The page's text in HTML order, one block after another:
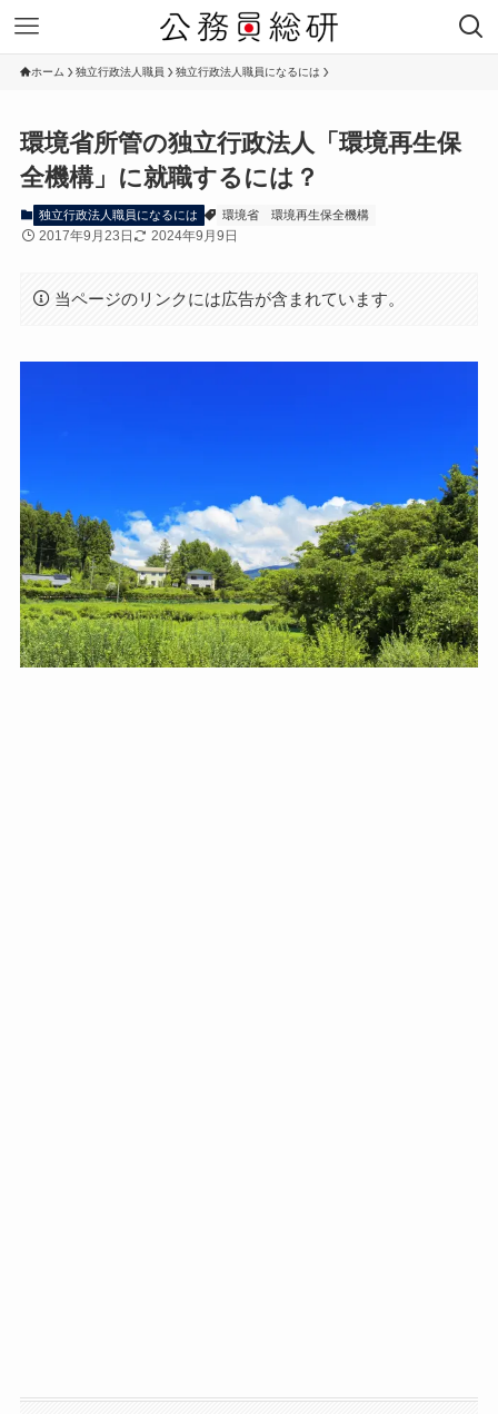
ホーム 独立行政法人職員 独立行政法人職員になるには
環境省所管の独立行政法人「環境再生保
全機構」に就職するには？
独立行政法人職員になるには 環境省 環境再生保全機構
2017年9月23日 2024年9月9日
当ページのリンクには広告が含まれています。